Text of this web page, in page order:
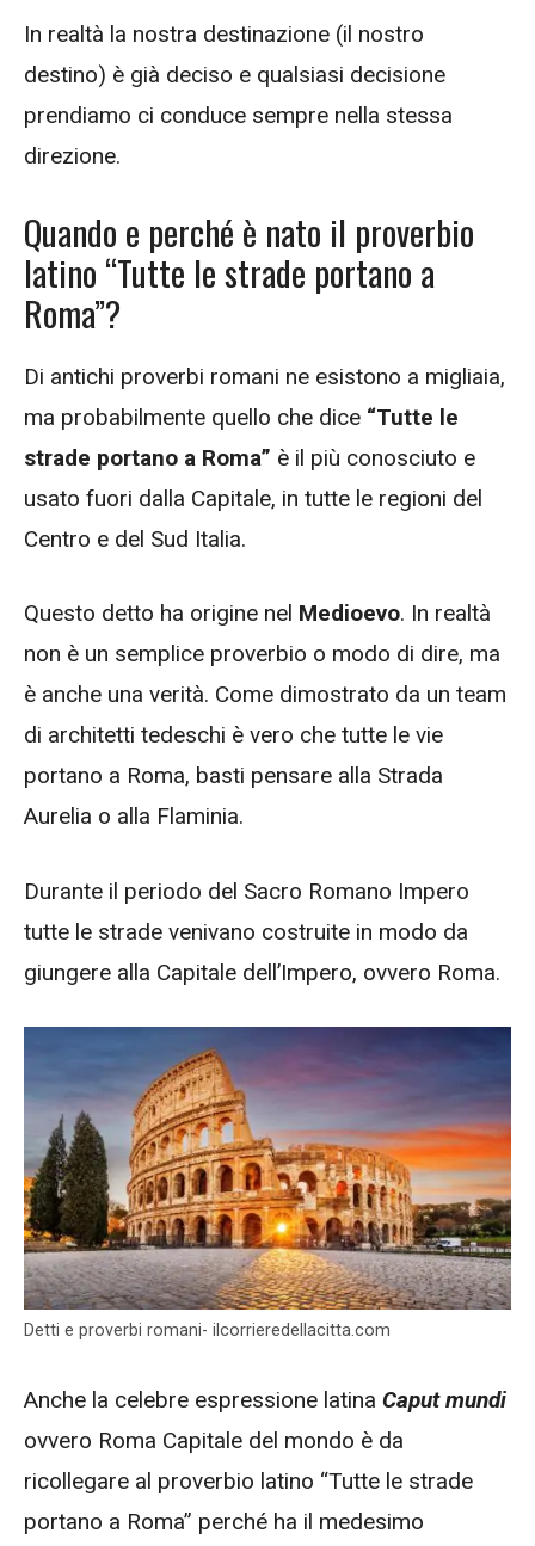
In realtà la nostra destinazione (il nostro
destino) è già deciso e qualsiasi decisione
prendiamo ci conduce sempre nella stessa
direzione.
Quando e perché è nato il proverbio
latino “Tutte le strade portano a
Roma”?
Di antichi proverbi romani ne esistono a migliaia,
ma probabilmente quello che dice “Tutte le
strade portano a Roma” è il più conosciuto e
usato fuori dalla Capitale, in tutte le regioni del
Centro e del Sud Italia.
Questo detto ha origine nel Medioevo. In realtà
non è un semplice proverbio o modo di dire, ma
è anche una verità. Come dimostrato da un team
di architetti tedeschi è vero che tutte le vie
portano a Roma, basti pensare alla Strada
Aurelia o alla Flaminia.
Durante il periodo del Sacro Romano Impero
tutte le strade venivano costruite in modo da
giungere alla Capitale dell’Impero, ovvero Roma.
Detti e proverbi romani- ilcorrieredellacitta.com
Anche la celebre espressione latina Caput mundi
ovvero Roma Capitale del mondo è da
ricollegare al proverbio latino “Tutte le strade
portano a Roma” perché ha il medesimo